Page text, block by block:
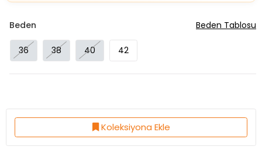
36
Koleksiyona Ekle